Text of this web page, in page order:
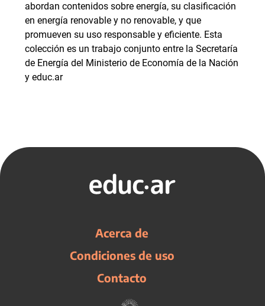
abordan contenidos sobre energía, su clasificación
en energía renovable y no renovable, y que
promueven su uso responsable y eficiente. Esta
colección es un trabajo conjunto entre la Secretaría
de Energía del Ministerio de Economía de la Nación
y educ.ar
Acerca de
Condiciones de uso
Contacto